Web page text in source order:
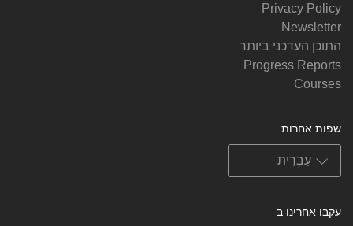
Privacy Policy
Newsletter
התוכן העדכני ביותר
Progress Reports
Courses
שפות אחרות
עקבו אחרינו ב